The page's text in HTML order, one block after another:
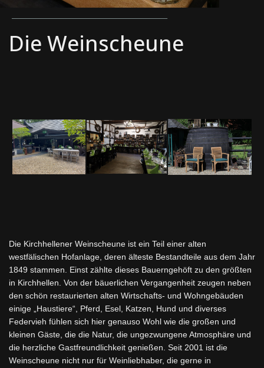
Die Weinscheune
Die Kirchhellener Weinscheune ist ein Teil einer alten
westfälischen Hofanlage, deren älteste Bestandteile aus dem Jahr
1849 stammen. Einst zählte dieses Bauerngehöft zu den größten
in Kirchhellen. Von der bäuerlichen Vergangenheit zeugen neben
den schön restaurierten alten Wirtschafts- und Wohngebäuden
einige „Haustiere“, Pferd, Esel, Katzen, Hund und diverses
Federvieh fühlen sich hier genauso Wohl wie die großen und
kleinen Gäste, die die Natur, die ungezwungene Atmosphäre und
die herzliche Gastfreundlichkeit genießen. Seit 2001 ist die
Weinscheune nicht nur für Weinliebhaber, die gerne in